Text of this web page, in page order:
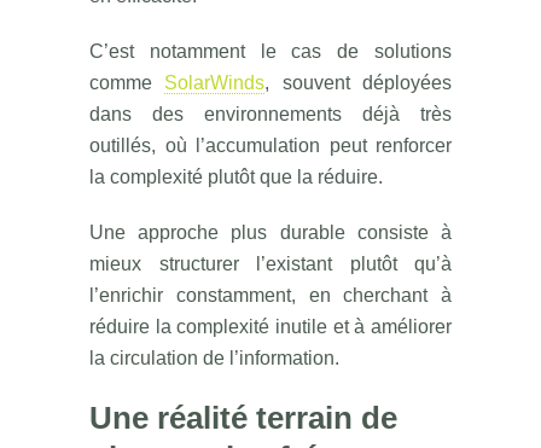
C’est notamment le cas de solutions
comme SolarWinds, souvent déployées
dans des environnements déjà très
outillés, où l’accumulation peut renforcer
la complexité plutôt que la réduire.
Une approche plus durable consiste à
mieux structurer l’existant plutôt qu’à
l’enrichir constamment, en cherchant à
réduire la complexité inutile et à améliorer
la circulation de l’information.
Une réalité terrain de